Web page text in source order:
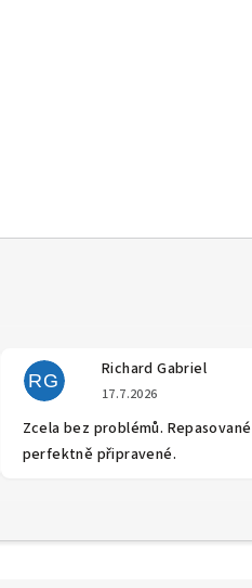
je 5 z 5 hvězdiček.
RG
Richard Gabriel
17.7.2026
Zcela bez problémů. Repasované
perfektně připravené.